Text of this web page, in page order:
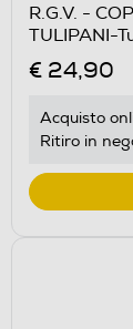
R.G.V. -
TULIPANI-
€ 24,90
Acquisto
Ritiro in